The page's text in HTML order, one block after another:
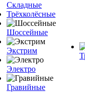
Складные
Трёхколёсные
Шоссейные
Экстрим
Электро
Гравийные